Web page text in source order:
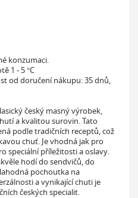
konzumaci.
1 - 5 °C
od doručení nákupu:35 dnů,
český masný výrobek,
a kvalitou surovin. Tato
podle tradičních receptů, což
chuť. Je vhodná jak pro
speciální příležitosti a oslavy.
hodí do sendvičů, do
pochoutka na
a vynikající chuti je
českých specialit.